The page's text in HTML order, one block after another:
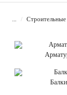
...
Балки